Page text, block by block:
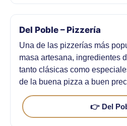
Del Poble – Pizzería
Una de las pizzerías más
masa artesana, ingredientes
tanto clásicas como
de la buena pizza a buen
👉 Del